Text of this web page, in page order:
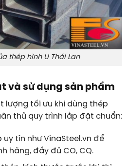
thép hình U Thái Lan
và sử dụng sản phẩm
lượng tối ưu khi dùng thép
thủ quy trình lắp đặt chuẩn:
tín như VinaSteel.vn để
hãng, đầy đủ CO, CQ.